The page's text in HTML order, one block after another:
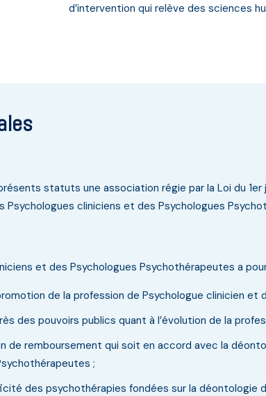
d’intervention qui relève des sciences
statuts une association régie par la Loi du 1er
cliniciens et des Psychologues
et des Psychologues Psychothérapeutes a
de la profession de Psychologue clinicien et
des pouvoirs publics quant à l’évolution de la
de remboursement qui soit en accord avec la
;
des psychothérapies fondées sur la déontologie